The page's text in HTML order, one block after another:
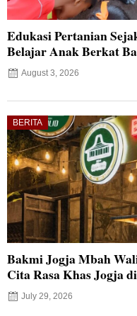
Edukasi Pertanian
Belajar Anak Berkat
August 3, 2026
BERITA
Bakmi Jogja Mbah
Cita Rasa Khas Jogja
July 29, 2026